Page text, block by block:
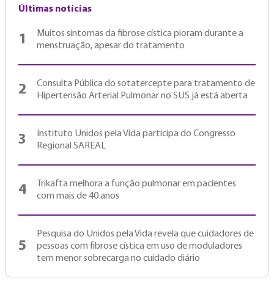
Últimas notícias
1
Muitos sintomas da fibrose cística pioram durante a
menstruação, apesar do tratamento
2
Consulta Pública do sotatercepte para tratamento de
Hipertensão Arterial Pulmonar no SUS já está aberta
3
Instituto Unidos pela Vida participa do Congresso
Regional SAREAL
4
Trikafta melhora a função pulmonar em pacientes
com mais de 40 anos
5
Pesquisa do Unidos pela Vida revela que cuidadores de
pessoas com fibrose cística em uso de moduladores
tem menor sobrecarga no cuidado diário